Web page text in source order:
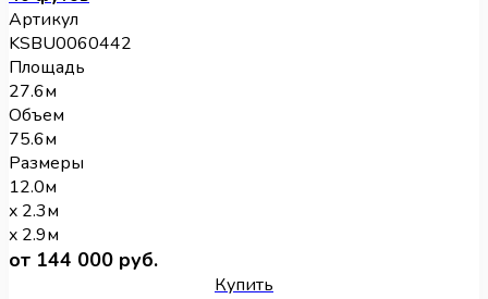
Артикул
KSBU0060442
Площадь
27.6м
Объем
75.6м
Размеры
12.0м
x 2.3м
x 2.9м
от 144 000 руб.
Купить